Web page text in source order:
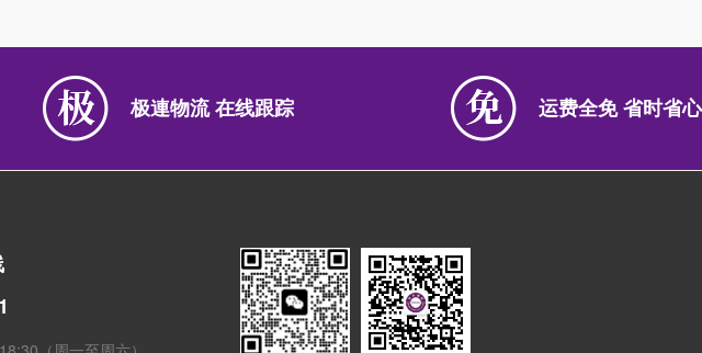
极連物流 在线跟踪 运费全免 省时省心